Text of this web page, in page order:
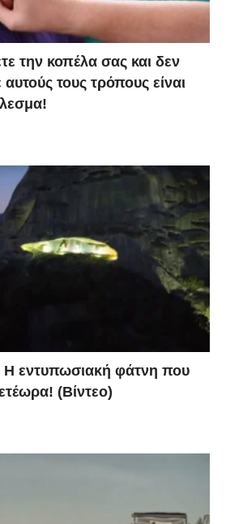
την κοπέλα σας και δεν
τους τρόπους είναι
Η εντυπωσιακή φάτνη που
(Βίντεο)